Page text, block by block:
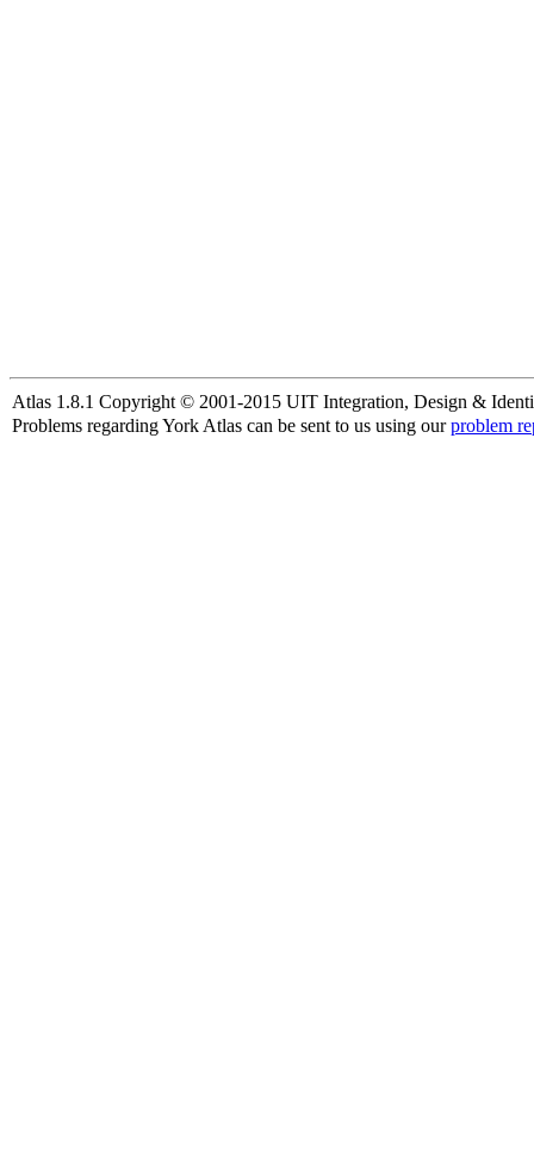
Atlas 1.8.1 Copyright © 2001-2015 UIT Integration, Design &
Problems regarding York Atlas can be sent to us using ourproblem